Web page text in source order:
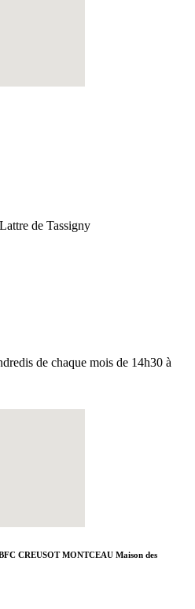
de Tassigny
de chaque mois de 14h30 à
CREUSOT MONTCEAU Maison des